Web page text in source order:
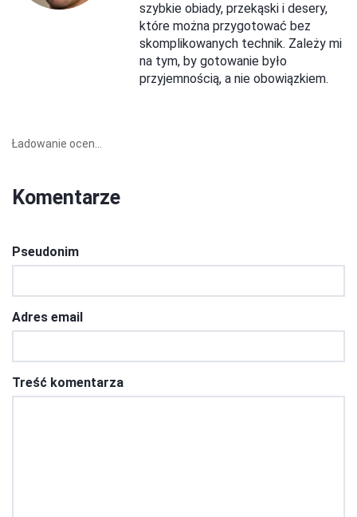
szybkie obiady, przekąski i desery,
które można przygotować bez
skomplikowanych technik. Zależy mi
na tym, by gotowanie było
przyjemnością, a nie obowiązkiem.
Ładowanie ocen...
Komentarze
Pseudonim
Adres email
Treść komentarza